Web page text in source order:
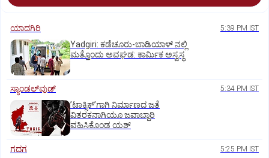
ಯಾದಗಿರಿ 5:39 PM IST
Yadgiri: ಕಡೆಚೂರು-ಬಾಡಿಯಾಳ್ ನಲ್ಲಿ
ಮತ್ತೊಂದು ಅವಘಡ: ಕಾರ್ಮಿಕ ಅಸ್ವಸ್ಥ
ಸ್ಯಾಂಡಲ್‌ವುಡ್‌ 5:34 PM IST
ʼಟಾಕ್ಸಿಕ್‌ʼಗಾಗಿ ನಿರ್ಮಾಣದ ಜತೆ
ವಿತರಕನಾಗಿಯೂ ಜವಾಬ್ದಾರಿ
ವಹಿಸಿಕೊಂಡ ಯಶ್
ಗದಗ 5:25 PM IST